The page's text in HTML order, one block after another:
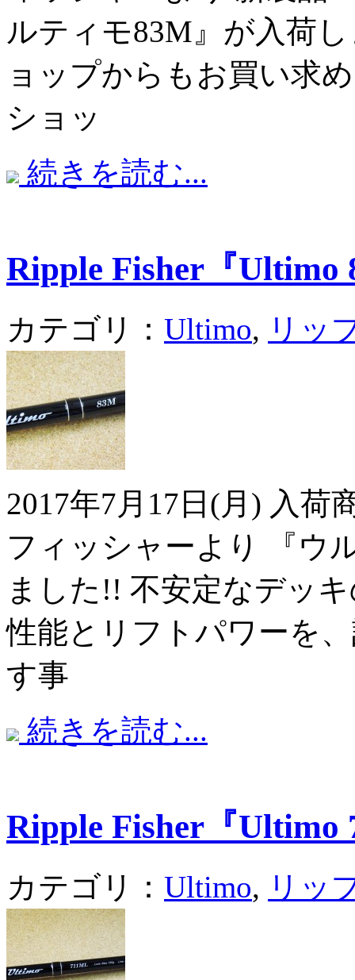
ルティモ83M』が入荷
ョップからもお買い求
ショッ
続きを読む...
Ripple Fisher『Ultimo
カテゴリ： Ultimo, リッ
2017年7月17日(月) 入荷
フィッシャーより 『ウ
ました!! 不安定なデッ
性能とリフトパワーを
す事
続きを読む...
Ripple Fisher『Ultimo
カテゴリ： Ultimo, リッ